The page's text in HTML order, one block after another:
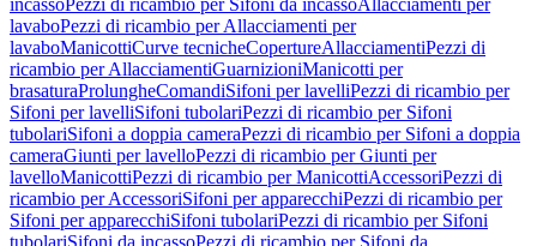
incassoPezzi di ricambio per Sifoni da incassoAllacciamenti per
lavaboPezzi di ricambio per Allacciamenti per
lavaboManicottiCurve tecnicheCopertureAllacciamentiPezzi di
ricambio per AllacciamentiGuarnizioniManicotti per
brasaturaProlungheComandiSifoni per lavelliPezzi di ricambio per
Sifoni per lavelliSifoni tubolariPezzi di ricambio per Sifoni
tubolariSifoni a doppia cameraPezzi di ricambio per Sifoni a doppia
cameraGiunti per lavelloPezzi di ricambio per Giunti per
lavelloManicottiPezzi di ricambio per ManicottiAccessoriPezzi di
ricambio per AccessoriSifoni per apparecchiPezzi di ricambio per
Sifoni per apparecchiSifoni tubolariPezzi di ricambio per Sifoni
tubolariSifoni da incassoPezzi di ricambio per Sifoni da